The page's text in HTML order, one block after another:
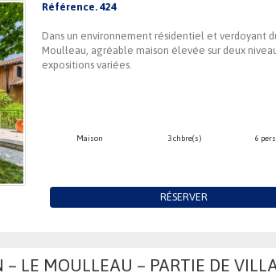
Référence. 424
Dans un environnement résidentiel et verdoyant
Moulleau, agréable maison élevée sur deux
expositions variées.
Maison 3 chbre(s) 6
RÉSERVER
– LE MOULLEAU – PARTIE DE